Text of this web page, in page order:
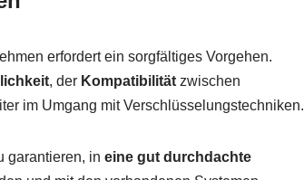
erfordert ein sorgfältiges Vorgehen.
, der Kompatibilität zwischen
im Umgang mit Verschlüsselungstechniken.
garantieren, in eine gut durchdachte